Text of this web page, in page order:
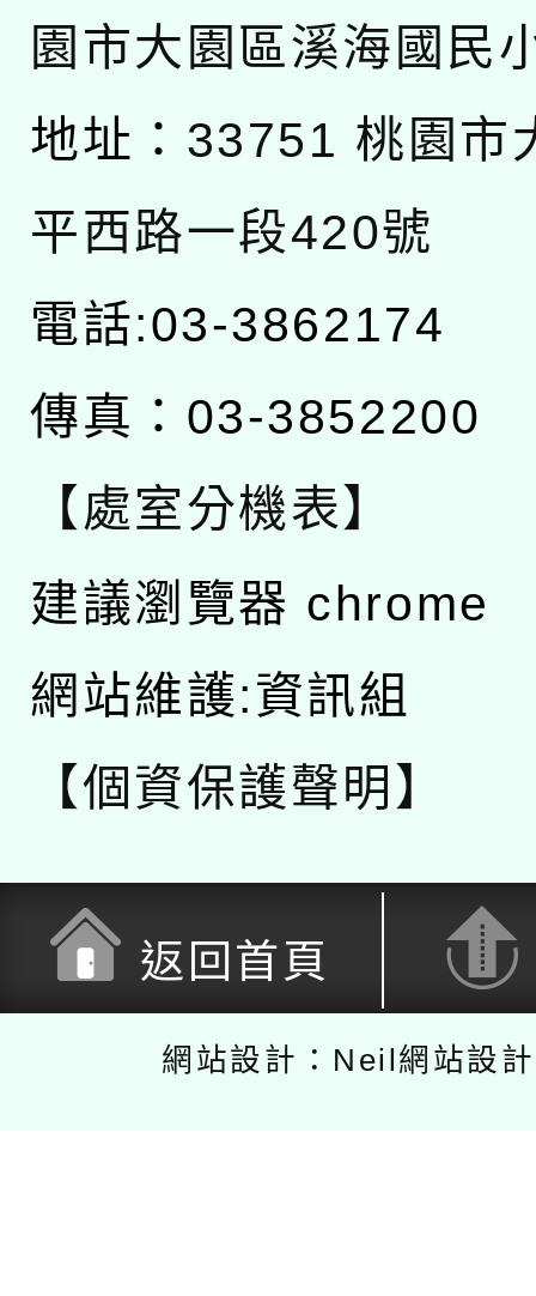
園市大園區溪海國民
地址： 33751 桃園市
平西路一段420號
電話:03-3862174
傳真：03-3852200
【處室分機表】
建議瀏覽器 chrome
網站維護:資訊組
【個資保護聲明】
返回首頁
網站設計：Neil網站設